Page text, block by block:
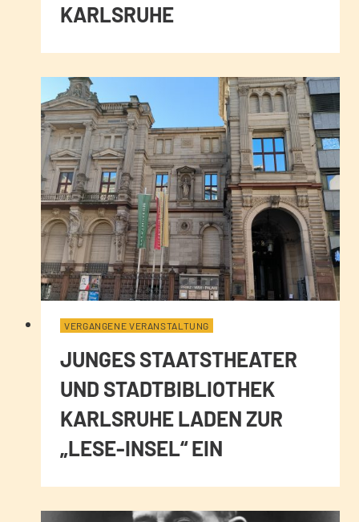
KARLSRUHE
VERGANGENE VERANSTALTUNG
JUNGES STAATSTHEATER
UND STADTBIBLIOTHEK
KARLSRUHE LADEN ZUR
„LESE-INSEL“ EIN